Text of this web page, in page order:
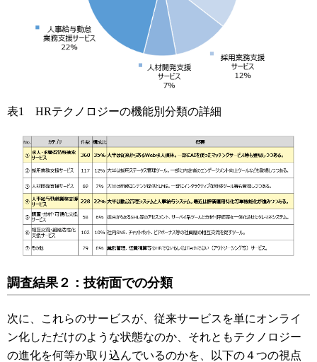
表1 HRテクノロジーの機能別分類の詳細
調査結果２：技術面での分類
次に、これらのサービスが、従来サービスを単にオンライ
ン化しただけのような状態なのか、それともテクノロジー
の進化を何等か取り込んでいるのかを、以下の４つの視点